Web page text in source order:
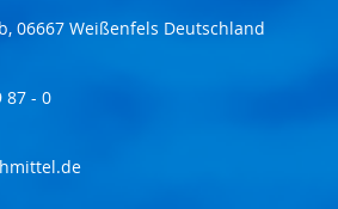
06667 Weißenfels Deutschland
87 - 0